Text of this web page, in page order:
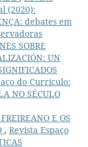
(2020):
debates em
SOBRE
UN
do Currículo:
NO SÉCULO
E OS
, Revista Espaço